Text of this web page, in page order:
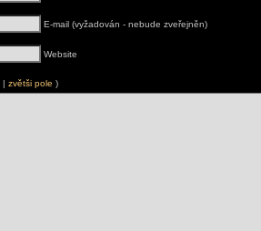
E-mail (vyžadován - nebude zveřejněn)
Website
zvětši pole )